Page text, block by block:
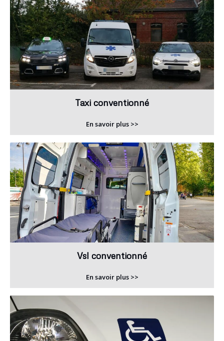
Taxi conventionné
En savoir plus >>
Vsl conventionné
En savoir plus >>